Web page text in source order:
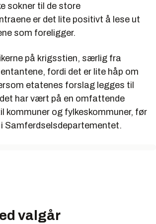
sokner til de store
er det lite positivt å lese ut
som foreligger.
på krigsstien, særlig fra
fordi det er lite håp om
etatenes forslag legges til
har vært på en omfattende
kommuner og fylkeskommuner, før
Samferdselsdepartementet.
valgår